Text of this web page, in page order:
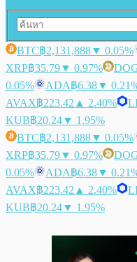
BTC฿2,131,888▼ 0.05%
XRP฿35.79▼ 0.97%
0.05%
ADA฿6.38▼
AVAX฿223.42 ▲ 2.40%
KUB฿20.24▼ 1.95%
BTC฿2,131,888▼ 0.05%
XRP฿35.79▼ 0.97%
0.05%
ADA฿6.38▼
AVAX฿223.42 ▲ 2.40%
KUB฿20.24▼ 1.95%